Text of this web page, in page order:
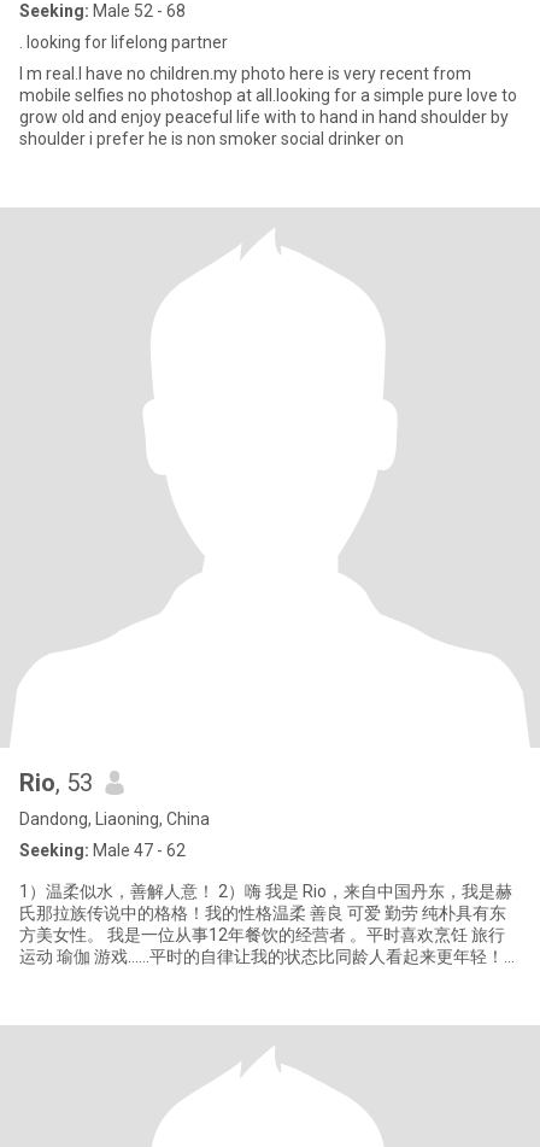
Seeking: Male 52 - 68
. looking for lifelong partner
I m real.I have no children.my photo here is very recent from
mobile selfies no photoshop at all.looking for a simple pure love to
grow old and enjoy peaceful life with to hand in hand shoulder by
shoulder i prefer he is non smoker social drinker on
Rio, 53
Dandong, Liaoning, China
Seeking: Male 47 - 62
1）温柔似水，善解人意！ 2）嗨 我是 Rio，来自中国丹东，我是赫
氏那拉族传说中的格格！我的性格温柔 善良 可爱 勤劳 纯朴具有东
方美女性。 我是一位从事12年餐饮的经营者 。平时喜欢烹饪 旅行
运动 瑜伽 游戏……平时的自律让我的状态比同龄人看起来更年轻！我
物 享受美食 一起爬山……很高兴在这里遇见，您是那个懂我爱我的灵